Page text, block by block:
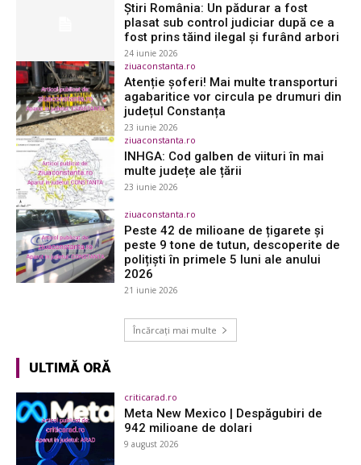
Știri România: Un pădurar a fost
plasat sub control judiciar după ce a
fost prins tăind ilegal și furând arbori
24 iunie 2026
ziuaconstanta.ro
Atenție șoferi! Mai multe transporturi
agabaritice vor circula pe drumuri din
județul Constanța
23 iunie 2026
ziuaconstanta.ro
INHGA: Cod galben de viituri în mai
multe județe ale țării
23 iunie 2026
ziuaconstanta.ro
Peste 42 de milioane de țigarete și
peste 9 tone de tutun, descoperite de
polițiști în primele 5 luni ale anului
2026
21 iunie 2026
Încărcați mai multe
ULTIMĂ ORĂ
criticarad.ro
Meta New Mexico | Despăgubiri de
942 milioane de dolari
9 august 2026